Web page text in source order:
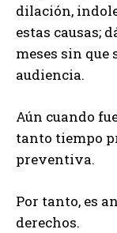
dilación,
estas causas;
meses sin que
audiencia.
Aún cuando
tanto tiempo
preventiva.
Por tanto, es
derechos.